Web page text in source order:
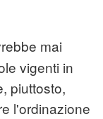
mai
vigenti in
piuttosto,
l'ordinazione